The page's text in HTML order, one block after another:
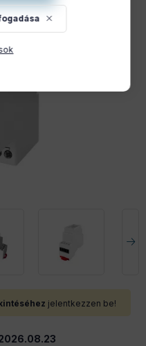
jelentkezzen be!